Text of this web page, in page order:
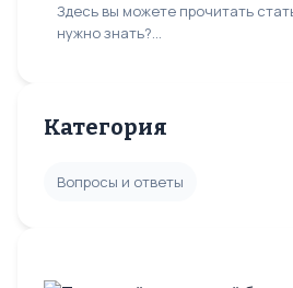
Здесь вы можете прочитать
нужно знать?...
Категория
Вопросы и ответы